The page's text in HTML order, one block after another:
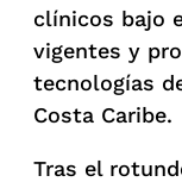
clínicos bajo
vigentes y
tecnologías
Costa Caribe.
Tras el